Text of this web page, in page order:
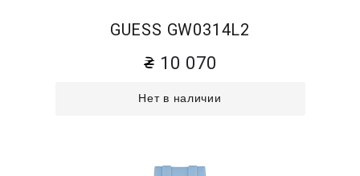
GUESS GW0314L2
10 070
Нет в наличии